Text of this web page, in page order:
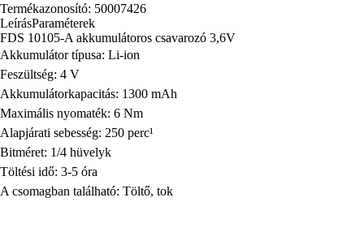
Termékazonosító: 50007426
LeírásParaméterek
FDS 10105-A akkumulátoros csavarozó 3,6V
Akkumulátor típusa: Li-ion
Feszültség: 4 V
Akkumulátorkapacitás: 1300 mAh
Maximális nyomaték: 6 Nm
Alapjárati sebesség: 250 perc¹
Bitméret: 1/4 hüvelyk
Töltési idő: 3-5 óra
A csomagban található: Töltő, tok